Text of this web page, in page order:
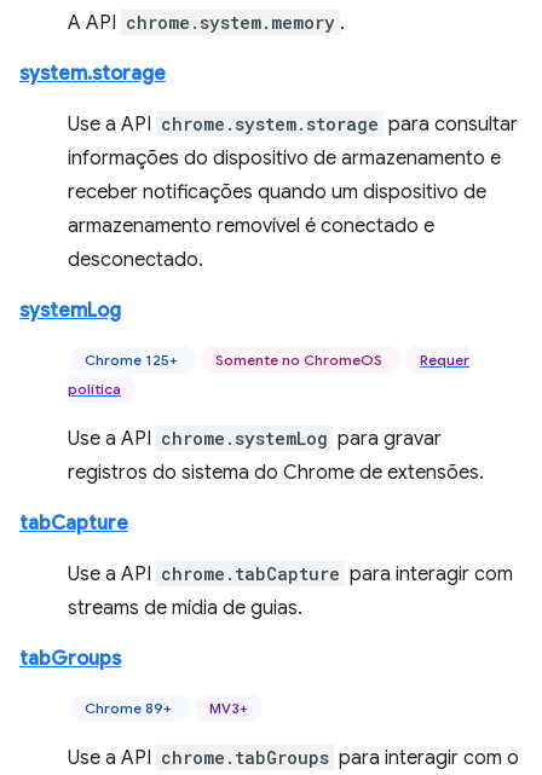
A API chrome.system.memory .
system.storage
Use a API chrome.system.storage para consultar
informações do dispositivo de armazenamento e
receber notificações quando um dispositivo de
armazenamento removível é conectado e
desconectado.
systemLog
Chrome 125+ Somente no ChromeOS
Requer
política
Use a API chrome.systemLog para gravar
registros do sistema do Chrome de extensões.
tabCapture
Use a API chrome.tabCapture para interagir com
streams de mídia de guias.
tabGroups
Chrome 89+ MV3+
Use a API chrome.tabGroups para interagir com o